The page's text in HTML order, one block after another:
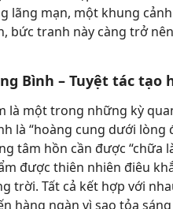
lãng mạn, một khung
bức tranh này càng trở
Bình – Tuyệt tác tạo
một trong những kỳ
là “hoàng cung dưới
tâm hồn cần được “chữa
được thiên nhiên điêu
trời. Tất cả kết hợp với
hàng ngàn vì sao tỏa